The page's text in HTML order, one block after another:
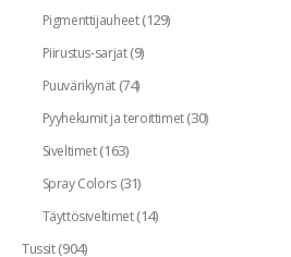
Pigmenttijauheet(129)
Piirustus-sarjat(9)
Puuvärikynät(74)
Pyyhekumit ja teroittimet(30)
Siveltimet(163)
Spray Colors(31)
Täyttösiveltimet(14)
Tussit(904)